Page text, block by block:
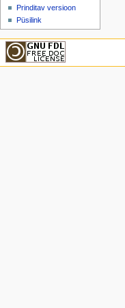
Prinditav versioon
Püsilink